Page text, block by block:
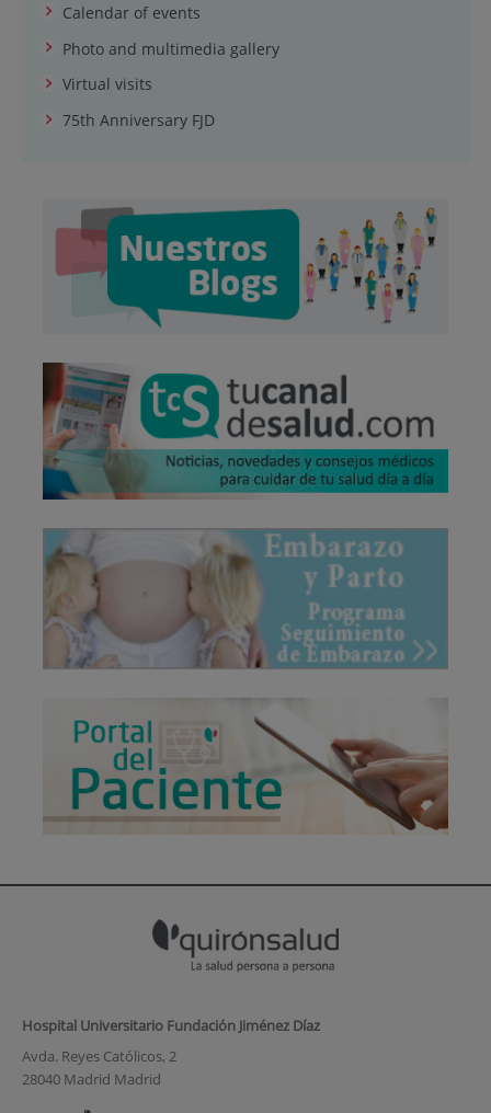
Calendar of events
Photo and multimedia gallery
Virtual visits
75th Anniversary FJD
Hospital Universitario Fundación Jiménez Díaz
Avda. Reyes Católicos, 2
28040 Madrid Madrid